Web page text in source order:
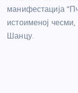
манифестација
истоименој
Шанцу.